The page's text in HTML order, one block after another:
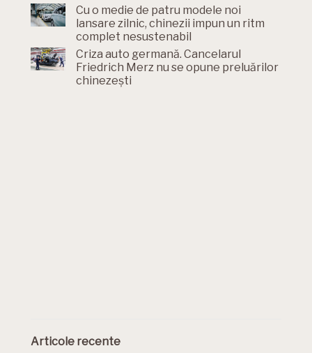
Cu o medie de patru modele noi
lansare zilnic, chinezii impun un ritm
complet nesustenabil
Criza auto germană. Cancelarul
Friedrich Merz nu se opune preluărilor
chinezești
Articole recente